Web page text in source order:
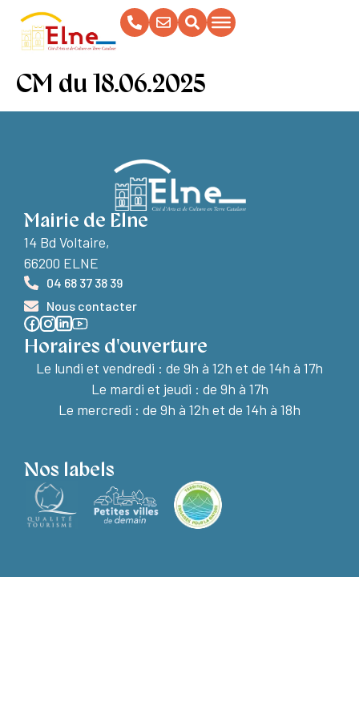
principal
CM du 18.06.2025
Mairie de Elne
14 Bd Voltaire,
66200 ELNE
04 68 37 38 39
Nous contacter
Horaires d'ouverture
Le lundi et vendredi : de 9h à 12h et de 14h à 17h
Le mardi et jeudi : de 9h à 17h
Le mercredi : de 9h à 12h et de 14h à 18h
Nos labels